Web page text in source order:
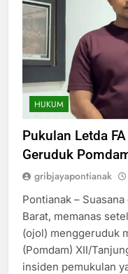
HUKUM
Pukulan Letda
Geruduk
gribjayapontianak
Pontianak –
Barat, memanas
(ojol) menggeruduk
(Pomdam) XII/
insiden pemukulan